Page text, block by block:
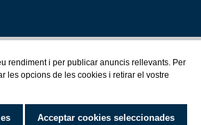
rendiment i per publicar anuncis rellevants. Per
les opcions de les cookies i retirar el vostre
Acceptar cookies seleccionades